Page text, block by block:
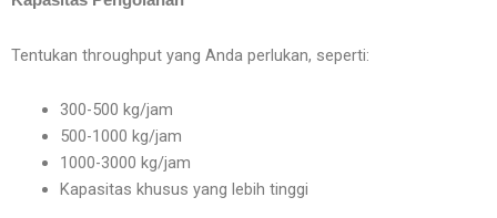
Tentukan throughput yang Anda perlukan, seperti:
300-500 kg/jam
500-1000 kg/jam
1000-3000 kg/jam
Kapasitas khusus yang lebih tinggi